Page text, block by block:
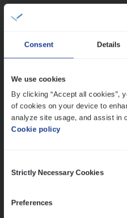
Consent Details
We use cookies
By clicking “Accept all cookies”,
of cookies on your device to
analyze site usage, and assist in
Cookie policy
Selection
Strictly Necessary Cookies
Preferences
(Agi­le)ITPro­ject
IT, Change & Innovation
Antwerpen
ITBusi­ness Analyst
IT, Change & Innovation
Antwerpen
Mathias houdt van diepgaande